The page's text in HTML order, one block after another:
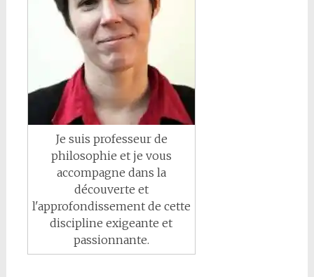
Je suis professeur de
philosophie et je vous
accompagne dans la
découverte et
l'approfondissement de cette
discipline exigeante et
passionnante.